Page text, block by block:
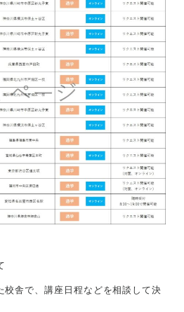
校舎で、講座日程などを相談して決